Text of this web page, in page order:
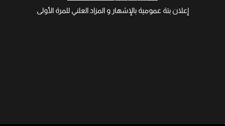
إعلان بتة عمومية بالإشهار و المزاد العلني للمرة الأولى